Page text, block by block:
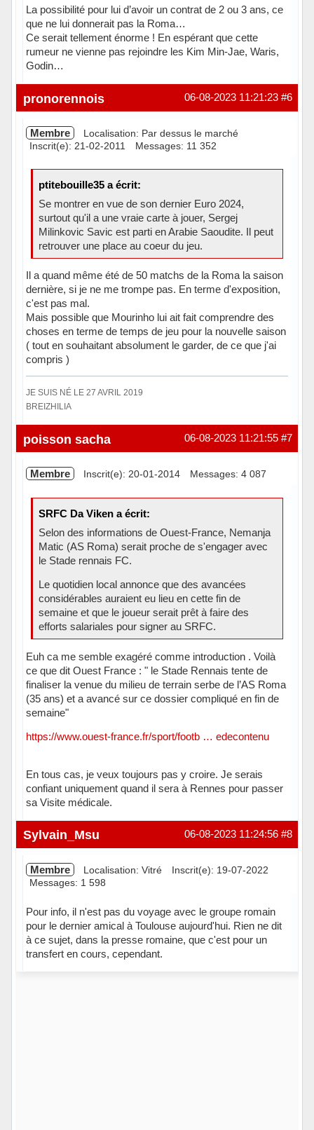
La possibilité pour lui d’avoir un contrat de 2 ou 3 ans, ce
que ne lui donnerait pas la Roma…
Ce serait tellement énorme ! En espérant que cette
rumeur ne vienne pas rejoindre les Kim Min-Jae, Waris,
Godin…
Hors ligne #6
06-08-2023 11:21:23
pronorennois
Membre
Localisation: Par dessus le marché
Inscrit(e): 21-02-2011
Messages: 11 352
ptitebouille35 a écrit:
Se montrer en vue de son dernier Euro 2024,
surtout qu'il a une vraie carte à jouer, Sergej
Milinkovic Savic est parti en Arabie Saoudite. Il peut
retrouver une place au coeur du jeu.
Il a quand même été de 50 matchs de la Roma la saison
dernière, si je ne me trompe pas. En terme d'exposition,
c'est pas mal.
Mais possible que Mourinho lui ait fait comprendre des
choses en terme de temps de jeu pour la nouvelle saison
( tout en souhaitant absolument le garder, de ce que j'ai
compris )
JE SUIS NÉ LE 27 AVRIL 2019
BREIZHILIA
Hors ligne #7
06-08-2023 11:21:55
poisson sacha
Membre Inscrit(e): 20-01-2014 Messages: 4 087
SRFC Da Viken a écrit:
Selon des informations de Ouest-France, Nemanja
Matic (AS Roma) serait proche de s'engager avec
le Stade rennais FC.
Le quotidien local annonce que des avancées
considérables auraient eu lieu en cette fin de
semaine et que le joueur serait prêt à faire des
efforts salariales pour signer au SRFC.
Euh ca me semble exagéré comme introduction . Voilà
ce que dit Ouest France : " le Stade Rennais tente de
finaliser la venue du milieu de terrain serbe de l’AS Roma
(35 ans) et a avancé sur ce dossier compliqué en fin de
semaine"
https://www.ouest-france.fr/sport/footb … edecontenu
En tous cas, je veux toujours pas y croire. Je serais
confiant uniquement quand il sera à Rennes pour passer
sa Visite médicale.
Hors ligne #8
06-08-2023 11:24:56
Sylvain_Msu
Membre Localisation: Vitré
Inscrit(e): 19-07-2022
Messages: 1 598
Pour info, il n'est pas du voyage avec le groupe romain
pour le dernier amical à Toulouse aujourd'hui. Rien ne dit
à ce sujet, dans la presse romaine, que c'est pour un
transfert en cours, cependant.